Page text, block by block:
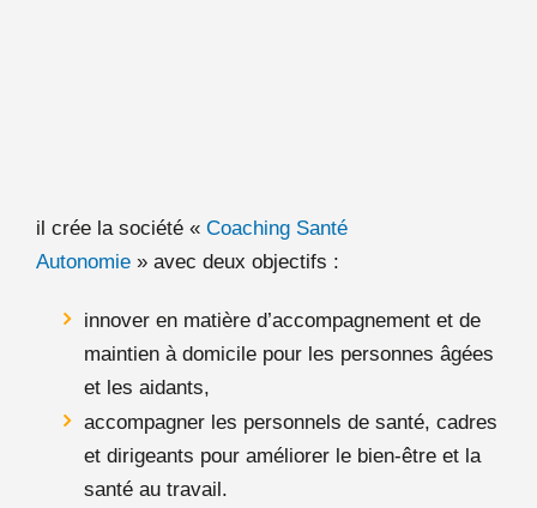
il crée la société « Coaching Santé
Autonomie » avec deux objectifs :
innover en matière d’accompagnement et de
maintien à domicile pour les personnes âgées
et les aidants,
accompagner les personnels de santé, cadres
et dirigeants pour améliorer le bien-être et la
santé au travail.